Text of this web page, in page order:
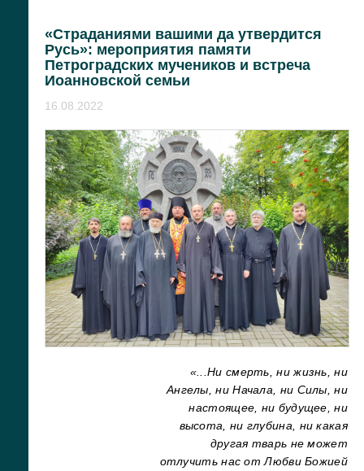
«Страданиями вашими да утвердится
Русь»: мероприятия памяти
Петроградских мучеников и встреча
Иоанновской семьи
16.08.2022
«...Ни смерть, ни жизнь, ни
Ангелы, ни Начала, ни Силы, ни
настоящее, ни будущее, ни
высота, ни глубина, ни какая
другая тварь не может
отлучить нас от Любви Божией